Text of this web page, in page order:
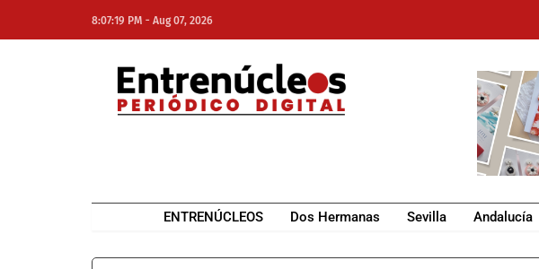
8:07:19 PM - Aug 07, 2026
ENTRENÚCLEOS Dos Hermanas Sevilla Andalucía